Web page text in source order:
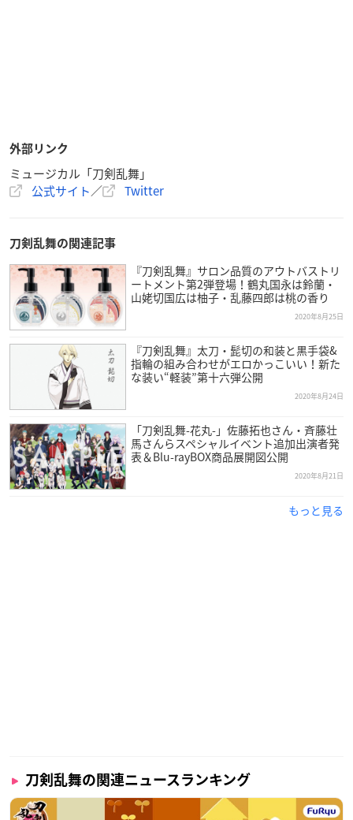
外部リンク
ミュージカル「刀剣乱舞」
公式サイト／ Twitter
刀剣乱舞の関連記事
『刀剣乱舞』サロン品質のアウトバストリ
ートメント第2弾登場！鶴丸国永は鈴蘭・
山姥切国広は柚子・乱藤四郎は桃の香り
2020年8月25日
『刀剣乱舞』太刀・髭切の和装と黒手袋&
指輪の組み合わせがエロかっこいい！新た
な装い“軽装”第十六弾公開
2020年8月24日
「刀剣乱舞-花丸-」佐藤拓也さん・斉藤壮
馬さんらスペシャルイベント追加出演者発
表＆Blu-rayBOX商品展開図公開
2020年8月21日
もっと見る
刀剣乱舞の関連ニュースランキング